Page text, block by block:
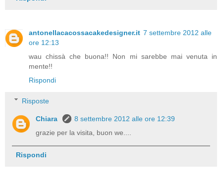
antonellacacossacakedesigner.it 7 settembre 2012 alle
ore 12:13
wau chissà che buona!! Non mi sarebbe mai venuta in
mente!!
Rispondi
Risposte
Chiara
8 settembre 2012 alle ore 12:39
grazie per la visita, buon we....
Rispondi